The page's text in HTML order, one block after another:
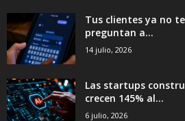
Tus clientes ya no
preguntan a...
14 julio, 2026
Las startups
crecen 145% al...
6 julio, 2026